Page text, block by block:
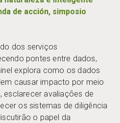
de acción, simposio
dos serviços
pontes entre dados,
explora como os dados
causar impacto por meio
esclarecer avaliações de
os sistemas de diligência
o papel da